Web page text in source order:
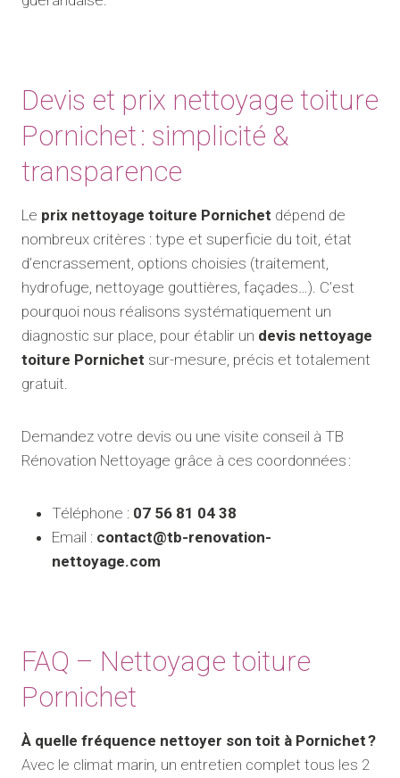
Devis et prix nettoyage toiture
Pornichet : simplicité &
transparence
Le prix nettoyage toiture Pornichet dépend de
nombreux critères : type et superficie du toit, état
d’encrassement, options choisies (traitement,
hydrofuge, nettoyage gouttières, façades…). C’est
pourquoi nous réalisons systématiquement un
diagnostic sur place, pour établir un devis nettoyage
toiture Pornichet sur-mesure, précis et totalement
gratuit.
Demandez votre devis ou une visite conseil à TB
Rénovation Nettoyage grâce à ces coordonnées :
Téléphone : 07 56 81 04 38
Email : contact@tb-renovation-
nettoyage.com
FAQ – Nettoyage toiture
Pornichet
À quelle fréquence nettoyer son toit à Pornichet ?
Avec le climat marin, un entretien complet tous les 2